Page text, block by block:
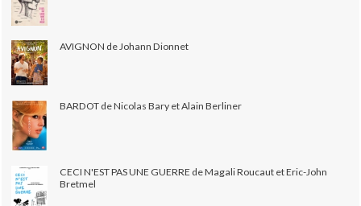
AVIGNON de Johann Dionnet
BARDOT de Nicolas Bary et Alain Berliner
CECI N'EST PAS UNE GUERRE de Magali Roucaut et Eric-John
Bretmel